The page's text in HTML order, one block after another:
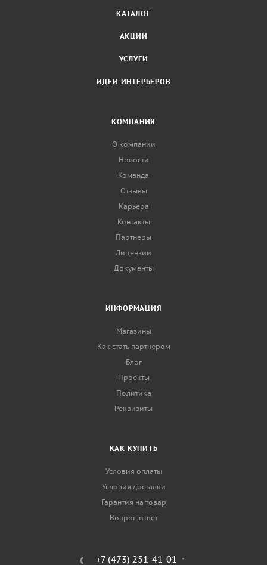
КАТАЛОГ
АКЦИИ
УСЛУГИ
ИДЕИ ИНТЕРЬЕРОВ
КОМПАНИЯ
О компании
Новости
Команда
Отзывы
Карьера
Контакты
Партнеры
Лицензии
Документы
ИНФОРМАЦИЯ
Магазины
Как стать партнером
Блог
Проекты
Политика
Реквизиты
КАК КУПИТЬ
Условия оплаты
Условия доставки
Гарантия на товар
Вопрос-ответ
+7 (473) 251-41-01